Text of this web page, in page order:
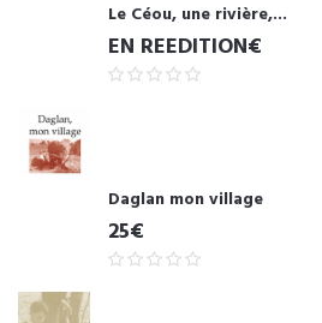
Le Céou, une rivière,...
EN REEDITION€
Daglan mon village
25€